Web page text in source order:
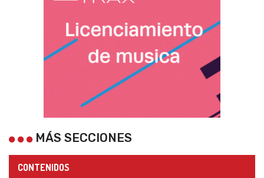
MÁS SECCIONES
CONTENIDOS